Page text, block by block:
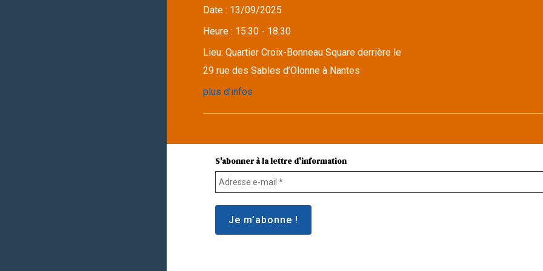
Date : 13/09/2025
Heure : 15:30 - 18:30
Lieu:Quartier Croix-Bonneau Square derrière le
29 rue des Sables d’Olonne à Nantes
plus d'infos
S'abonner à la lettre d'information